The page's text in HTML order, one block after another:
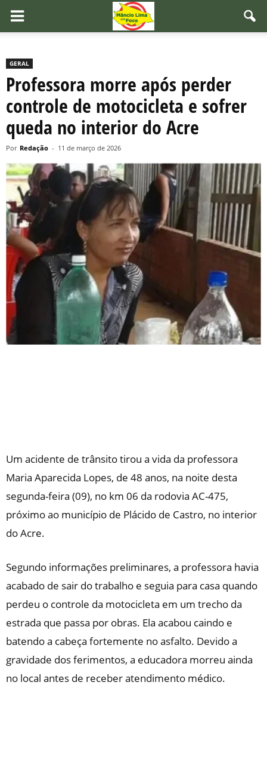
GERAL
Professora morre após perder
controle de motocicleta e sofrer
queda no interior do Acre
Por Redação - 11 de março de 2026
Um acidente de trânsito tirou a vida da professora
Maria Aparecida Lopes, de 48 anos, na noite desta
segunda-feira (09), no km 06 da rodovia AC-475,
próximo ao município de Plácido de Castro, no interior
do Acre.
Segundo informações preliminares, a professora havia
acabado de sair do trabalho e seguia para casa quando
perdeu o controle da motocicleta em um trecho da
estrada que passa por obras. Ela acabou caindo e
batendo a cabeça fortemente no asfalto. Devido a
gravidade dos ferimentos, a educadora morreu ainda
no local antes de receber atendimento médico.